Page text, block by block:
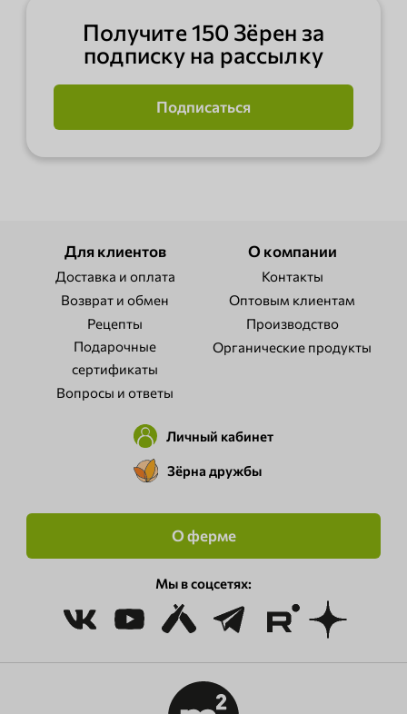
Получите 150 Зёрен за
подписку на рассылку
Подписаться
Для клиентов
Доставка и оплата
Возврат и обмен
Рецепты
Подарочные
сертификаты
Вопросы и ответы
О компании
Контакты
Оптовым клиентам
Производство
Органические продукты
Личный кабинет
Зёрна дружбы
О ферме
Мы в соцсетях: